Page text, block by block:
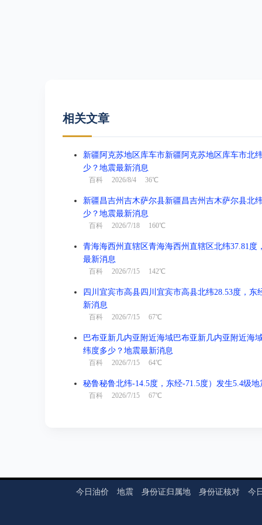
相关文章
新疆阿克苏地区库车市新疆阿克苏地区库车市北
少？地震最新消息
百科 2026/8/4 36℃
新疆昌吉州吉木萨尔县新疆昌吉州吉木萨尔县北
少？地震最新消息
百科 2026/7/18 160℃
青海海西州直辖区青海海西州直辖区北纬37.81度
最新消息
百科 2026/7/15 142℃
四川宜宾市高县四川宜宾市高县北纬28.53度，
新消息
百科 2026/7/15 67℃
巴布亚新几内亚附近海域巴布亚新几内亚附近海
纬度多少？地震最新消息
百科 2026/7/15 64℃
秘鲁秘鲁北纬-14.5度，东经-71.5度）发生5.4级
百科 2026/7/15 67℃
今日油价 地震 身份证归属地 身份证核对 今